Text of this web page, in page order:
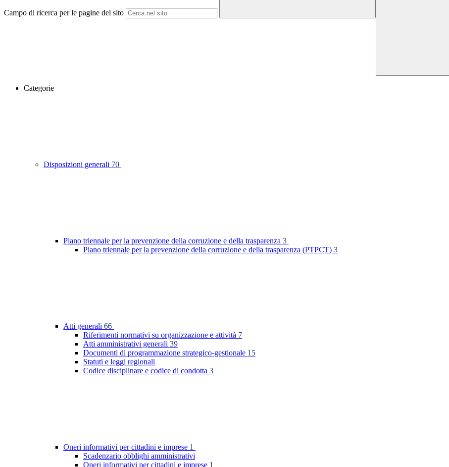
Campo di ricerca per le pagine del sito
Categorie
Disposizioni generali 70
Piano triennale per la prevenzione della corruzione e della trasparenza 3
Piano triennale per la prevenzione della corruzione e della trasparenza (PTPCT) 3
Atti generali 66
Riferimenti normativi su organizzazione e attività 7
Atti amministrativi generali 39
Documenti di programmazione strategico-gestionale 15
Statuti e leggi regionali
Codice disciplinare e codice di condotta 3
Oneri informativi per cittadini e imprese 1
Scadenzario obblighi amministrativi
Oneri informativi per cittadini e imprese 1